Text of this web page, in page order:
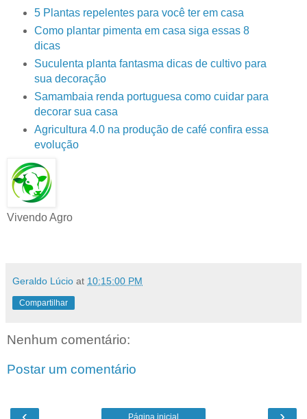
5 Plantas repelentes para você ter em casa
Como plantar pimenta em casa siga essas 8
dicas
Suculenta planta fantasma dicas de cultivo para
sua decoração
Samambaia renda portuguesa como cuidar para
decorar sua casa
Agricultura 4.0 na produção de café confira essa
evolução
Vivendo Agro
Geraldo Lúcio at 10:15:00 PM
Compartilhar
Nenhum comentário:
Postar um comentário
Página inicial